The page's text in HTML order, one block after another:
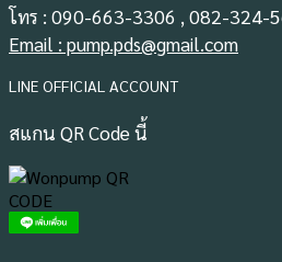
โทร : 090-663-3306 , 082-324-
Email : pump.pds@gmail.com
LINE OFFICIAL ACCOUNT
สแกน QR Code นี้